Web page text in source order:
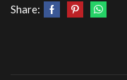
Share: